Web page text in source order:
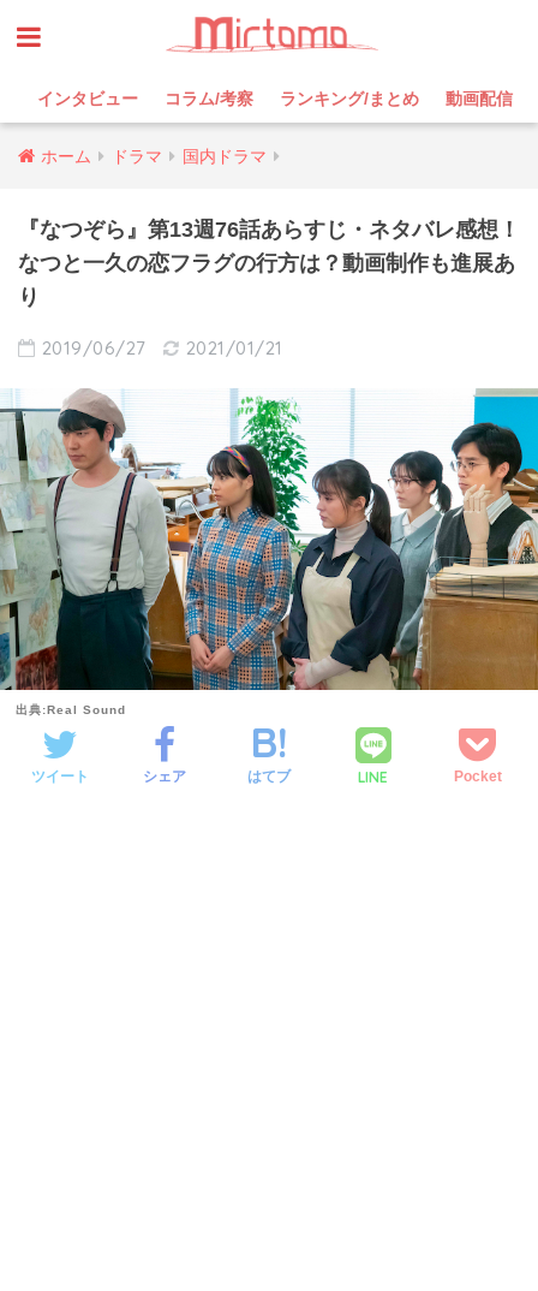
インタビュー コラム/考察 ランキング/まとめ 動画配信
ホーム ドラマ 国内ドラマ
『なつぞら』第13週76話あらすじ・ネタバレ感想！
なつと一久の恋フラグの行方は？動画制作も進展あ
り
2019/06/27 2021/01/21
出典:Real Sound
ツイート シェア はてブ LINE Pocket